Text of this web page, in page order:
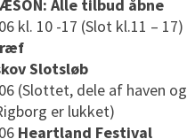
Alle tilbud åbne
kl. 10 -17 (Slot kl.11 – 17)
Slotsløb
(Slottet, dele af haven og
er lukket)
Heartland Festival